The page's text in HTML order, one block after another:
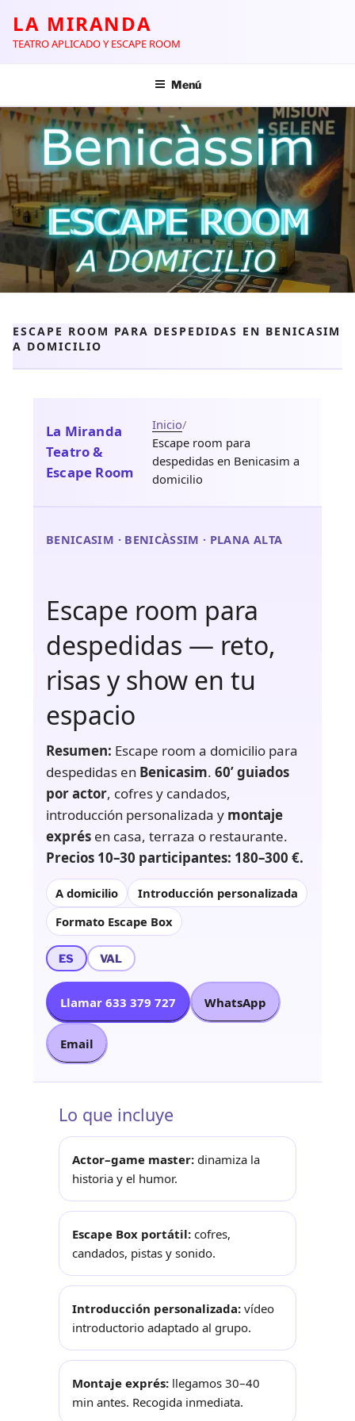
LA MIRANDA
TEATRO APLICADO Y ESCAPE ROOM
Menú
ESCAPE ROOM PARA DESPEDIDAS EN BENICASIM
A DOMICILIO
La Miranda
Teatro &
Escape Room
Inicio/
Escape room para
despedidas en Benicasim a
domicilio
BENICASIM · BENICÀSSIM · PLANA ALTA
Escape room para
despedidas — reto,
risas y show en tu
espacio
Resumen: Escape room a domicilio para
despedidas en Benicasim. 60’ guiados
por actor, cofres y candados,
introducción personalizada y montaje
exprés en casa, terraza o restaurante.
Precios 10–30 participantes: 180–300 €.
A domicilio
Introducción personalizada
Formato Escape Box
ES VAL
Llamar 633 379 727 WhatsApp
Email
Lo que incluye
Actor–game master: dinamiza la
historia y el humor.
Escape Box portátil: cofres,
candados, pistas y sonido.
Introducción personalizada: vídeo
introductorio adaptado al grupo.
Montaje exprés: llegamos 30–40
min antes. Recogida inmediata.